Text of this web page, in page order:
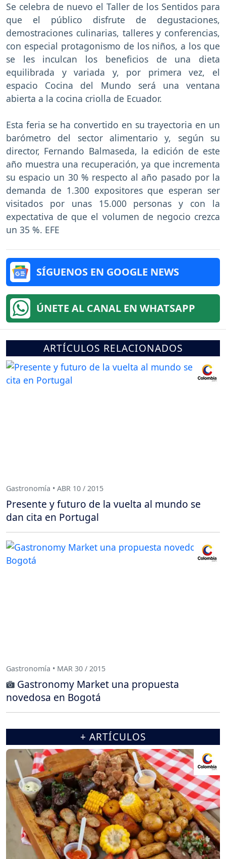
Se celebra de nuevo el Taller de los Sentidos para
que el público disfrute de degustaciones,
demostraciones culinarias, talleres y conferencias,
con especial protagonismo de los niños, a los que
se les inculcan los beneficios de una dieta
equilibrada y variada y, por primera vez, el
espacio Cocina del Mundo será una ventana
abierta a la cocina criolla de Ecuador.
Esta feria se ha convertido en su trayectoria en un
barómetro del sector alimentario y, según su
director, Fernando Balmaseda, la edición de este
año muestra una recuperación, ya que incrementa
su espacio un 30 % respecto al año pasado por la
demanda de 1.300 expositores que esperan ser
visitados por unas 15.000 personas y con la
expectativa de que el volumen de negocio crezca
un 35 %. EFE
SÍGUENOS EN GOOGLE NEWS
ÚNETE AL CANAL EN WHATSAPP
ARTÍCULOS RELACIONADOS
Gastronomía • ABR 10 / 2015
Presente y futuro de la vuelta al mundo se
dan cita en Portugal
Gastronomía • MAR 30 / 2015
Gastronomy Market una propuesta
novedosa en Bogotá
+ ARTÍCULOS